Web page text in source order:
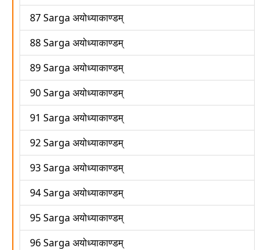
87 Sarga अयोध्याकाण्डम्
88 Sarga अयोध्याकाण्डम्
89 Sarga अयोध्याकाण्डम्
90 Sarga अयोध्याकाण्डम्
91 Sarga अयोध्याकाण्डम्
92 Sarga अयोध्याकाण्डम्
93 Sarga अयोध्याकाण्डम्
94 Sarga अयोध्याकाण्डम्
95 Sarga अयोध्याकाण्डम्
96 Sarga अयोध्याकाण्डम्